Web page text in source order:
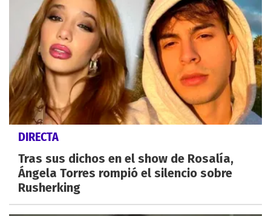
DIRECTA
Tras sus dichos en el show de Rosalía,
Ángela Torres rompió el silencio sobre
Rusherking